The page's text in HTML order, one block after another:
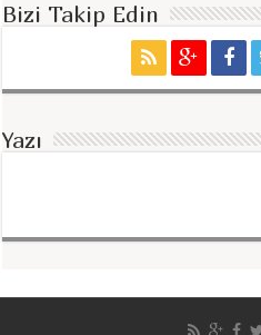
Bizi Takip Edin
Yazı